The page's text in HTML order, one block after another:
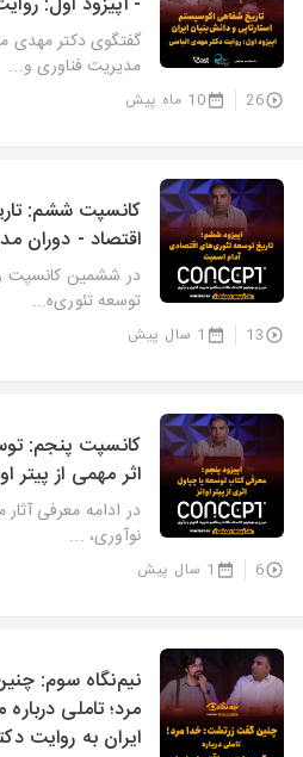
گفتگوی دکتر
مدیریت فناوری و...
26 10 ماه پیش
کانسپت ششم:
اقتصاد - دوران
در ششمین کانسپت
توسعه تئوری‌ه...
13 1 سال پیش
کانسپت پنجم:
اثر مهمی از پیتر
در ادامه معرفی
نوآوری، ...
6 1 سال پیش
نیم‌نگاه سوم:
مرد؛ تاملی
ایران به روایت